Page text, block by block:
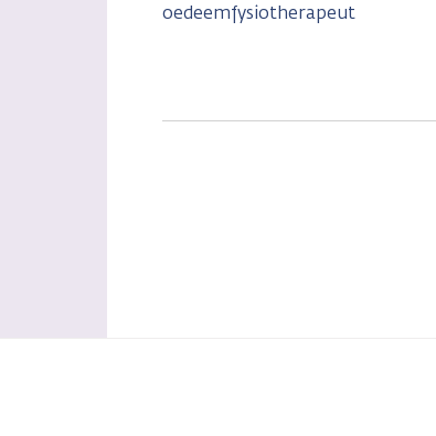
oedeemfysiotherapeut